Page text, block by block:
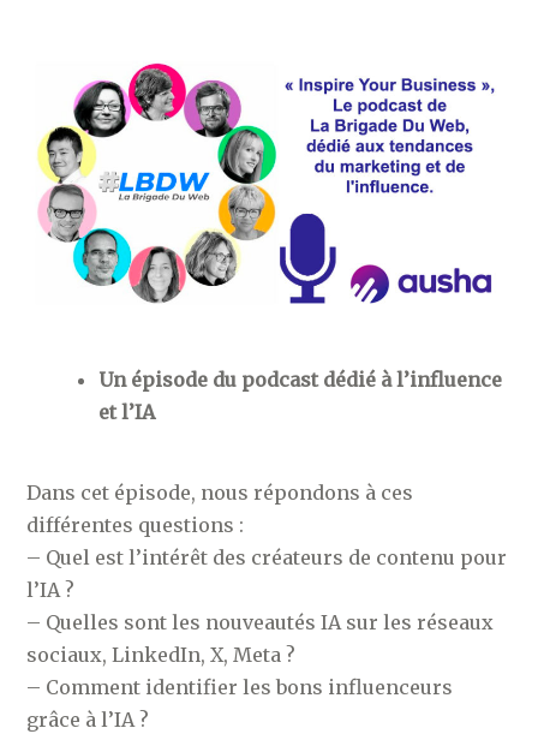
Un épisode du podcast dédié à l’influence
et l’IA
Dans cet épisode, nous répondons à ces
différentes questions :
– Quel est l’intérêt des créateurs de contenu pour
l’IA ?
– Quelles sont les nouveautés IA sur les réseaux
sociaux, LinkedIn, X, Meta ?
– Comment identifier les bons influenceurs
grâce à l’IA ?